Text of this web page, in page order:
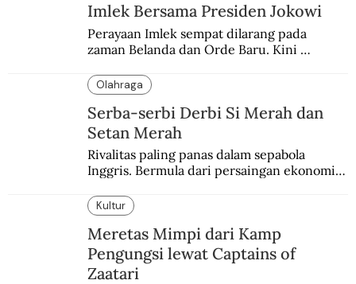
Imlek Bersama Presiden Jokowi
Perayaan Imlek sempat dilarang pada
zaman Belanda dan Orde Baru. Kini
Olahraga
Serba-serbi Derbi Si Merah dan
Setan Merah
Rivalitas paling panas dalam sepabola
Inggris. Bermula dari persaingan ekonomi
Kultur
Meretas Mimpi dari Kamp
Pengungsi lewat Captains of
Zaatari